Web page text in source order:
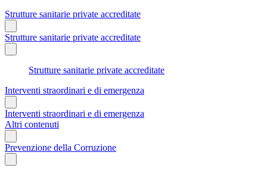
Strutture sanitarie private accreditate
Strutture sanitarie private accreditate
Strutture sanitarie private accreditate
Interventi straordinari e di emergenza
Interventi straordinari e di emergenza
Altri contenuti
Prevenzione della Corruzione